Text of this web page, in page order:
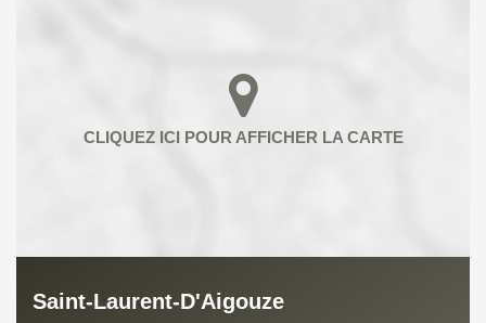
Saint-Laurent-D'Aigouze